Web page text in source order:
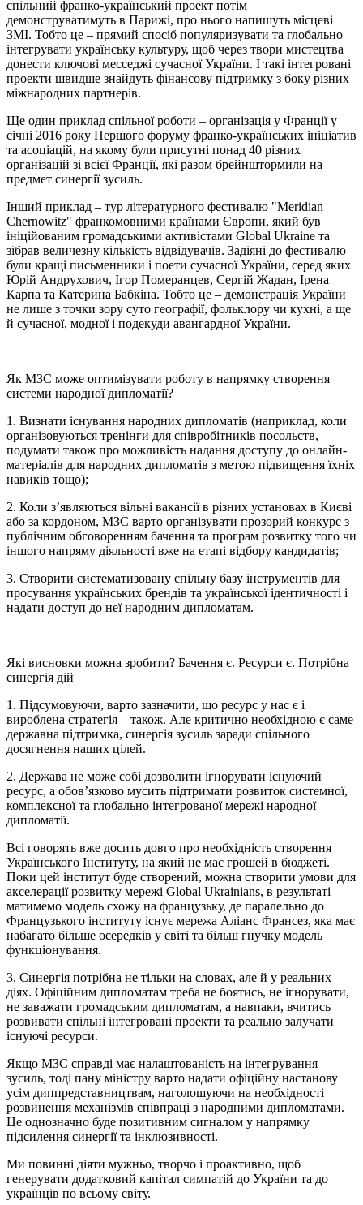
спільний франко-український проект потім
демонструватимуть в Парижі, про нього напишуть місцеві
ЗМІ. Тобто це – прямий спосіб популяризувати та глобально
інтегрувати українську культуру, щоб через твори мистецтва
донести ключові месседжі сучасної України. І такі інтегровані
проекти швидше знайдуть фінансову підтримку з боку різних
міжнародних партнерів.
Ще один приклад спільної роботи – організація у Франції у
січні 2016 року Першого форуму франко-українських ініціатив
та асоціацій, на якому були присутні понад 40 різних
організацій зі всієї Франції, які разом брейнштормили на
предмет синергії зусиль.
Інший приклад – тур літературного фестивалю "Meridian
Chernowitz" франкомовними країнами Європи, який був
ініційованим громадськими активістами Global Ukraine та
зібрав величезну кількість відвідувачів. Задіяні до фестивалю
були кращі письменники і поети сучасної України, серед яких
Юрій Андрухович, Ігор Померанцев, Сергій Жадан, Ірена
Карпа та Катерина Бабкіна. Тобто це – демонстрація України
не лише з точки зору суто географії, фольклору чи кухні, а ще
й сучасної, модної і подекуди авангардної України.
Як МЗС може оптимізувати роботу в напрямку створення
системи народної дипломатії?
1. Визнати існування народних дипломатів (наприклад, коли
організовуються тренінги для співробітників посольств,
подумати також про можливість надання доступу до онлайн-
матеріалів для народних дипломатів з метою підвищення їхніх
навиків тощо);
2. Коли з’являються вільні вакансії в різних установах в Києві
або за кордоном, МЗС варто організувати прозорий конкурс з
публічним обговоренням бачення та програм розвитку того чи
іншого напряму діяльності вже на етапі відбору кандидатів;
3. Створити систематизовану спільну базу інструментів для
просування українських брендів та української ідентичності і
надати доступ до неї народним дипломатам.
Які висновки можна зробити? Бачення є. Ресурси є. Потрібна
синергія дій
1. Підсумовуючи, варто зазначити, що ресурс у нас є і
вироблена стратегія – також. Але критично необхідною є саме
державна підтримка, синергія зусиль заради спільного
досягнення наших цілей.
2. Держава не може собі дозволити ігнорувати існуючий
ресурс, а обов’язково мусить підтримати розвиток системної,
комплексної та глобально інтегрованої мережі народної
дипломатії.
Всі говорять вже досить довго про необхідність створення
Українського Інституту, на який не має грошей в бюджеті.
Поки цей інститут буде створений, можна створити умови для
акселерації розвитку мережі Global Ukrainians, в результаті –
матимемо модель схожу на французьку, де паралельно до
Французького інституту існує мережа Аліанс Франсез, яка має
набагато більше осередків у світі та більш гнучку модель
функціонування.
3. Синергія потрібна не тільки на словах, але й у реальних
діях. Офіційним дипломатам треба не боятись, не ігнорувати,
не заважати громадським дипломатам, а навпаки, вчитись
розвивати спільні інтегровані проекти та реально залучати
існуючі ресурси.
Якщо МЗС справді має налаштованість на інтегрування
зусиль, тоді пану міністру варто надати офіційну настанову
усім диппредставництвaм, наголошуючи на необхідності
розвинення механізмів співпраці з народними дипломатами.
Це однозначно буде позитивним сигналом у напрямку
підсилення синергії та інклюзивності.
Ми повинні діяти мужньо, творчо і проактивно, щоб
генерувати додатковий капітал симпатій до України та до
українців по всьому світу.